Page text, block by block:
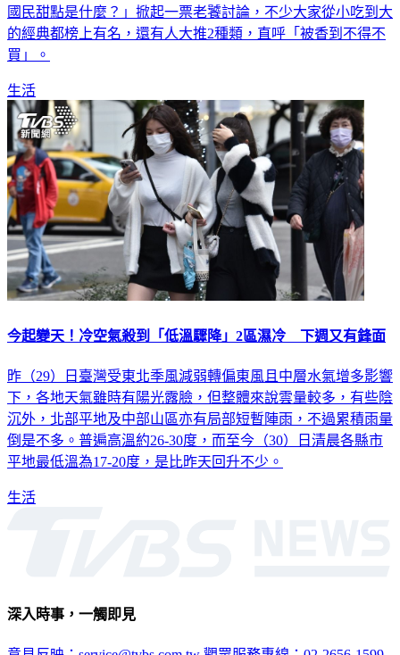
國民甜點是什麼？」掀起一票老饕討論，不少大家從小吃到大
的經典都榜上有名，還有人大推2種類，直呼「被香到不得不
買」。
生活
今起變天！冷空氣殺到「低溫驟降」2區濕冷 下週又有鋒面
昨（29）日臺灣受東北季風減弱轉偏東風且中層水氣增多影響
下，各地天氣雖時有陽光露臉，但整體來說雲量較多，有些陰
沉外，北部平地及中部山區亦有局部短暫陣雨，不過累積雨量
倒是不多。普遍高溫約26-30度，而至今（30）日清晨各縣市
平地最低溫為17-20度，是比昨天回升不少。
生活
深入時事，一觸即見